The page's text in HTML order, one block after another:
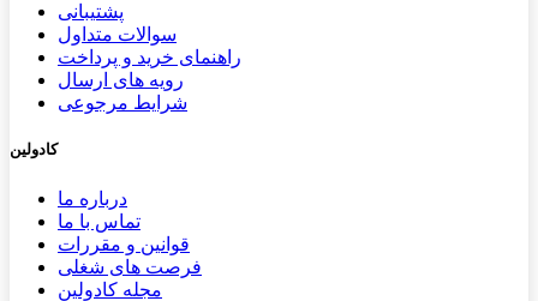
پشتیب​​انی
سوالات متداول
راهنمای خرید و پرداخت
رویه های ارسال
شرایط مرجوعی
کادولین
درباره ما
تماس با ما
قوانین و مقررات
فرصت های شغلی
مجله کادولین